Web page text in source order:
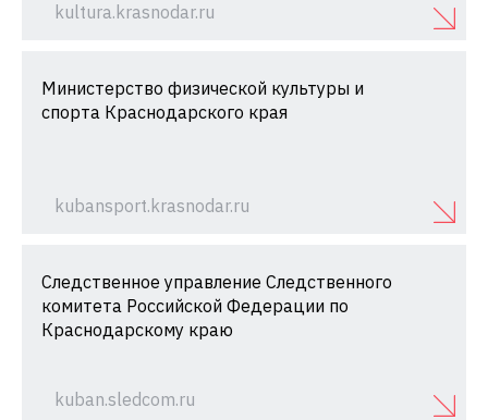
kultura.krasnodar.ru
Министерство физической культуры и
спорта Краснодарского края
kubansport.krasnodar.ru
Следственное управление Следственного
комитета Российской Федерации по
Краснодарскому краю
kuban.sledcom.ru